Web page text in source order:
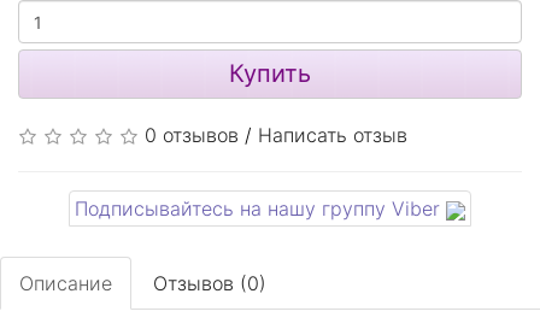
Купить
0 отзывов / Написать отзыв
Подписывайтесь на нашу группу Viber
Описание Отзывов (0)